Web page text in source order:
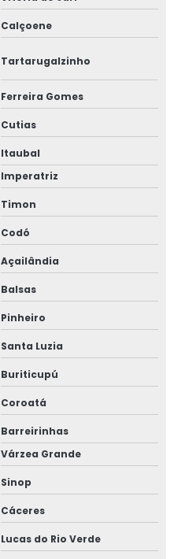
Calçoene
Tartarugalzinho
Ferreira Gomes
Cutias
Itaubal
Imperatriz
Timon
Codó
Açailândia
Balsas
Pinheiro
Santa Luzia
Buriticupú
Coroatá
Barreirinhas
Várzea Grande
Sinop
Cáceres
Lucas do Rio Verde